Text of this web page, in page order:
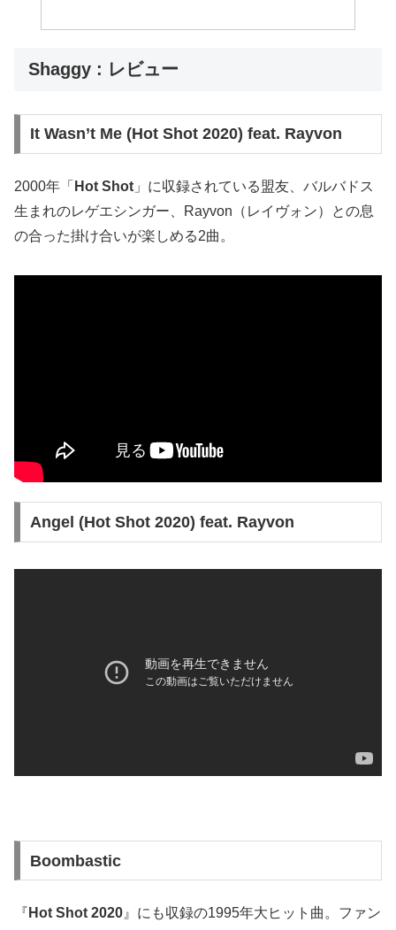
Shaggy : レビュー
It Wasn’t Me (Hot Shot 2020) feat. Rayvon
2000年「 Hot Shot 」に収録されている盟友、バルバドス
生まれのレゲエシンガー、Rayvon（レイヴォン）との息
の合った掛け合いが楽しめる2曲。
Angel (Hot Shot 2020) feat. Rayvon
Boombastic
『 Hot Shot 2020 』にも収録の1995年大ヒット曲。ファン